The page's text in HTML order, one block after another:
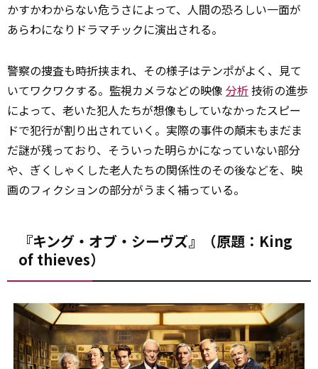
かすかわからない危うさによって、人間の恐ろしい一面が
あらわになりドラマチックに演出される。
警察の捜査も時折挟まれ、その様子はテンポがよく、見て
いてワクワクする。監視カメラなどの映像 分析技術の進歩
によって、老いた犯人たちが想像もしていなかったスピー
ドで犯行が割り出されていく。実際の事件の顛末もまだま
だ謎が残っており、そういった明らかになっていない部分
や、ぎくしゃくした老人たちの関係性のその後などを、映
画のフィクションの部分がうまく補っている。
『キング・オブ・シーヴズ』（原題：King
of thieves）